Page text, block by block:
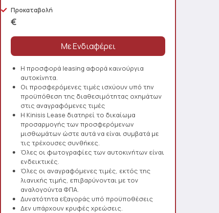
Προκαταβολή
€
Η προσφορά leasing αφορά καινούργια
αυτοκίνητα.
Οι προσφερόμενες τιμές ισχύουν υπό την
προϋπόθεση της διαθεσιμότητας οχημάτων
στις αναγραφόμενες τιμές
Η Kinisis Lease διατηρεί το δικαίωμα
προσαρμογής των προσφερόμενων
μισθωμάτων ώστε αυτά να είναι συμβατά με
τις τρέχουσες συνθήκες.
Όλες οι φωτογραφίες των αυτοκινήτων είναι
ενδεικτικές.
Όλες οι αναγραφόμενες τιμές, εκτός της
λιανικής τιμής, επιβαρύνονται με τον
αναλογούντα ΦΠΑ.
Δυνατότητα εξαγοράς υπό προϋποθέσεις
Δεν υπάρχουν κρυφές χρεώσεις.